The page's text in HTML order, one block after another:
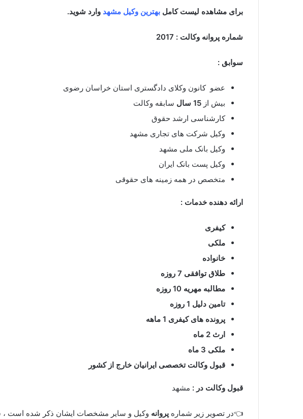
برای مشاهده لیست کامل بهترین وکیل مشهد وارد شوید.
شماره پروانه وکالت : 2017
سوابق :
عضو کانون وکلای دادگستری استان خراسان رضوی
بیش از 15 سال
سابقه وکالت
کارشناسی ارشد حقوق
وکیل شرکت های تجاری مشهد
وکیل بانک ملی مشهد
وکیل پست بانک ایران
متخصص در همه زمینه های حقوقی
ارائه دهنده خدمات :
کیفری
ملکی
خانواده
طلاق توافقی 7 روزه
مطالبه مهریه 10 روزه
تامین دلیل 1 روزه
پرونده های کیفری 1 ماهه
ارث 2 ماه
ملکی 3 ماه
قبول وکالت تخصصی ایرانیان خارج از کشور
قبول وکالت در : مشهد
👈در تصویر زیر شماره پروانه وکیل و سایر مشخصات ایشان ذکر شده است ،